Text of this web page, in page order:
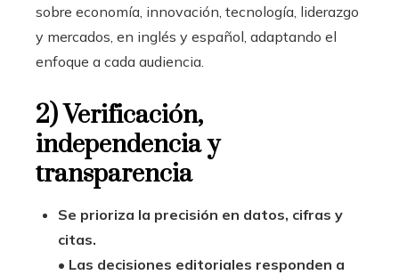
sobre economía, innovación, tecnología, liderazgo
y mercados, en inglés y español, adaptando el
enfoque a cada audiencia.
2) Verificación,
independencia y
transparencia
Se prioriza la precisión en datos, cifras y
citas.
• Las decisiones editoriales responden a